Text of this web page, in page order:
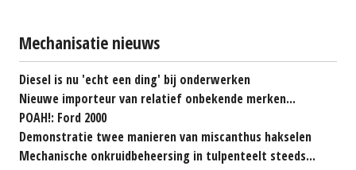
Mechanisatie nieuws
Diesel is nu 'echt een ding' bij onderwerken
Nieuwe importeur van relatief onbekende merken...
POAH!: Ford 2000
Demonstratie twee manieren van miscanthus hakselen
Mechanische onkruidbeheersing in tulpenteelt steeds...